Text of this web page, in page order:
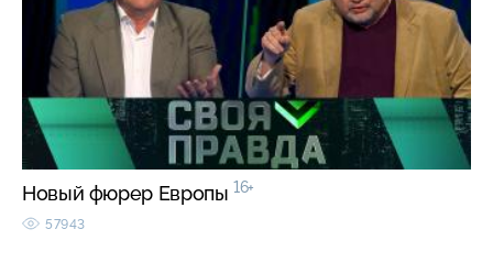
Новый фюрер Европы 16+
57943